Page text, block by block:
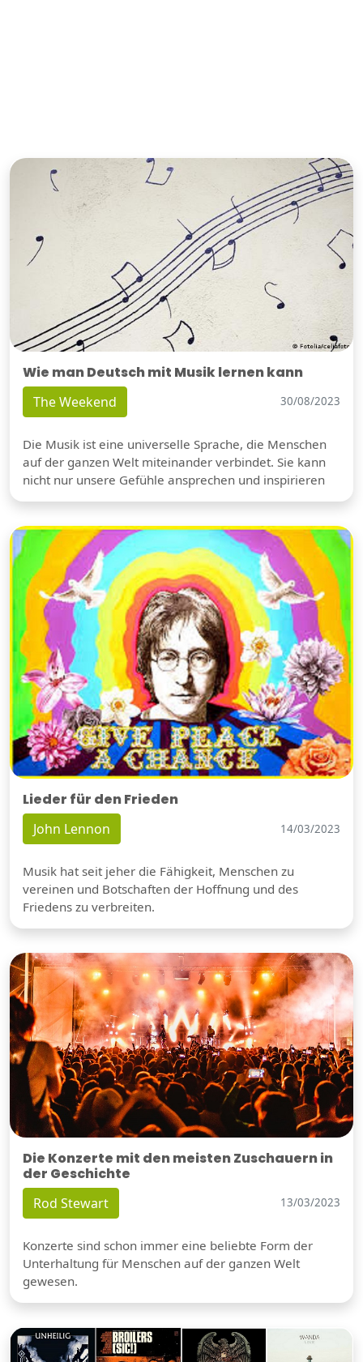
Wie man Deutsch mit Musik lernen kann
The Weekend 30/08/2023
Die Musik ist eine universelle Sprache, die Menschen
auf der ganzen Welt miteinander verbindet. Sie kann
nicht nur unsere Gefühle ansprechen und inspirieren
Lieder für den Frieden
John Lennon 14/03/2023
Musik hat seit jeher die Fähigkeit, Menschen zu
vereinen und Botschaften der Hoffnung und des
Friedens zu verbreiten.
Die Konzerte mit den meisten Zuschauern in
der Geschichte
Rod Stewart 13/03/2023
Konzerte sind schon immer eine beliebte Form der
Unterhaltung für Menschen auf der ganzen Welt
gewesen.